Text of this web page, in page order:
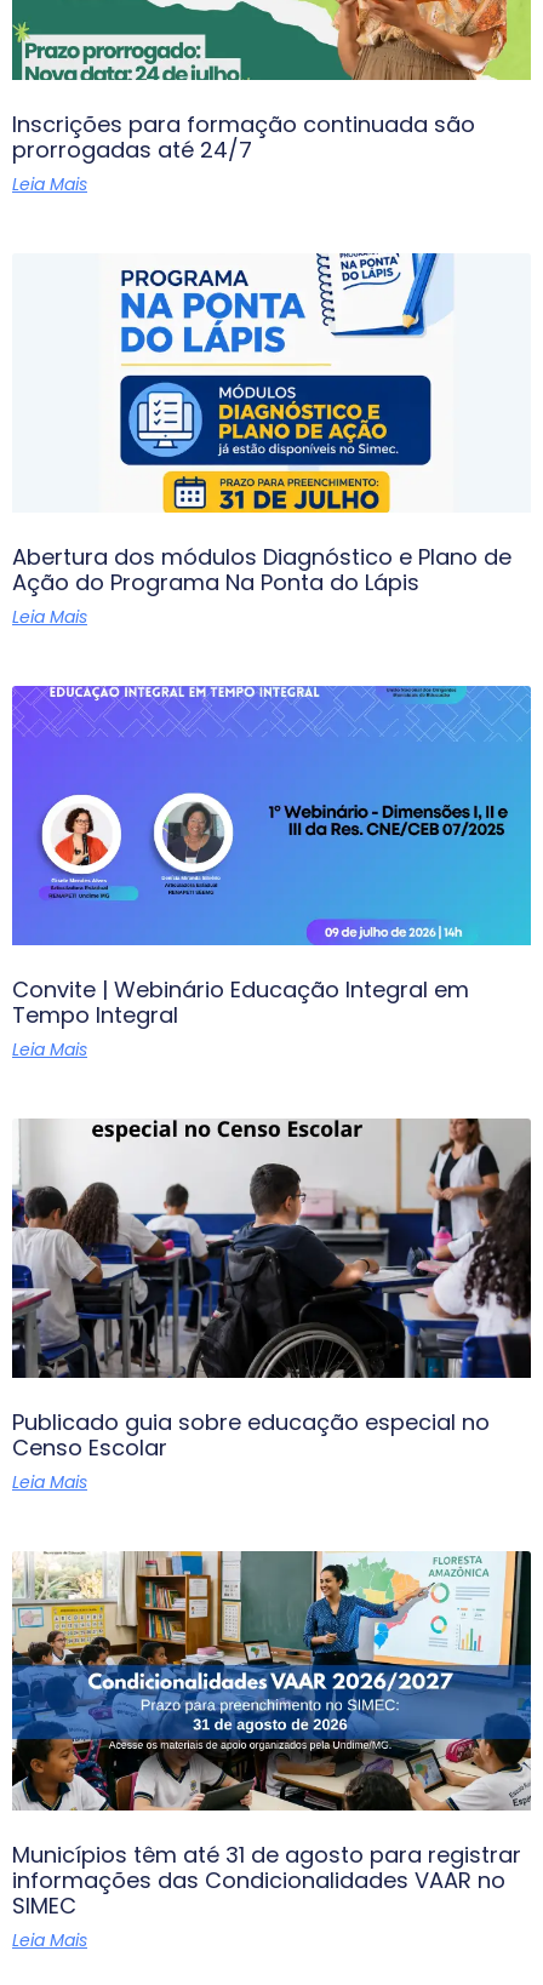
Inscrições para formação continuada são
prorrogadas até 24/7
Leia Mais
Abertura dos módulos Diagnóstico e Plano de
Ação do Programa Na Ponta do Lápis
Leia Mais
Convite | Webinário Educação Integral em
Tempo Integral
Leia Mais
Publicado guia sobre educação especial no
Censo Escolar
Leia Mais
Municípios têm até 31 de agosto para registrar
informações das Condicionalidades VAAR no
SIMEC
Leia Mais